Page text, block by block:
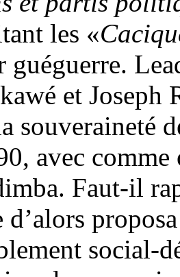
les «
guéguerre.
et Joseph
souveraineté
avec
Faut-il
social-